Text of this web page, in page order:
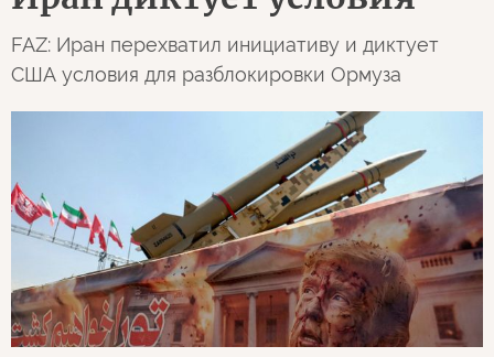
FAZ: Иран перехватил инициативу и диктует
США условия для разблокировки Ормуза